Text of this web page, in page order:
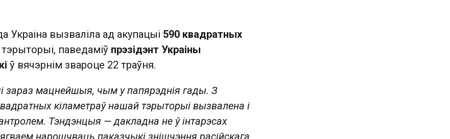
Украіна вызваліла ад акупацыі 590 квадратных
паведаміў прэзідэнт Украіны
ў вячэрнім звароце 22 траўня.
зараз мацнейшыя, чым у папярэднія гады. З
кіламетраў нашай тэрыторыі вызвалена і
Тэндэнцыя — дакладна не ў інтарэсах
нарошчваць паказчыкі знішчэння расійскага